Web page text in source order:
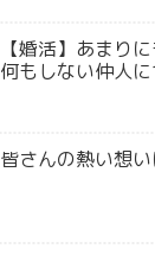
【婚活】あまり
何もしない仲人
皆さんの熱い想